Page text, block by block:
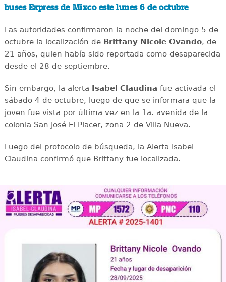
buses Express de Mixco este lunes 6 de octubre
Las autoridades confirmaron la noche del domingo 5 de
octubre la localización de Brittany Nicole Ovando, de
21 años, quien había sido reportada como desaparecida
desde el 28 de septiembre.
Sin embargo, la alerta Isabel Claudina fue activada el
sábado 4 de octubre, luego de que se informara que la
joven fue vista por última vez en la 1a. avenida de la
colonia San José El Placer, zona 2 de Villa Nueva.
Luego del protocolo de búsqueda, la Alerta Isabel
Claudina confirmó que Brittany fue localizada.